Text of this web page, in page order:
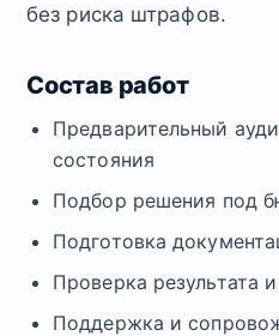
без риска штрафов.
Состав работ
Предварительный
состояния
Подбор решения под
Подготовка
Проверка результата
Поддержка и